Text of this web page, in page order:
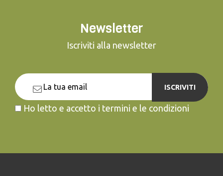
Newsletter
Iscriviti alla newsletter
ISCRIVITI
Ho letto e accetto i termini e le condizioni